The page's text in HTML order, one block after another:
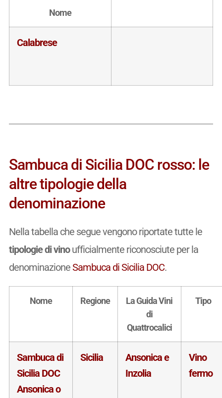
Nome
Calabrese
Sambuca di Sicilia DOC rosso: le
altre tipologie della
denominazione
Nella tabella che segue vengono riportate tutte le
tipologie di vinoufficialmente riconosciute per la
denominazioneSambuca di Sicilia DOC.
Nome Regione
La Guida Vini
di
Quattrocalici
Tipo
Sambuca di
Sicilia DOC
Ansonica o
Sicilia
Ansonica e
Inzolia
Vino
fermo